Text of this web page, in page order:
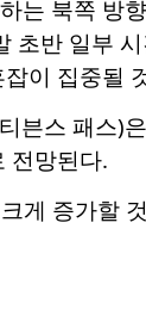
는 북쪽 방
초반 일부
이 집중될
븐스 패스)
전망된다.
게 증가할